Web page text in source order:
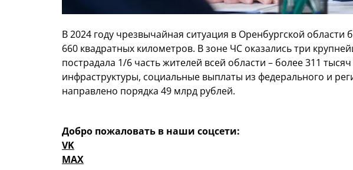
В 2024 году чрезвычайная ситуация в Оренбургской
660 квадратных километров. В зоне ЧС оказались три
пострадала 1/6 часть жителей всей области – более 311
инфраструктуры, социальные выплаты из федерального и
направлено порядка 49 млрд рублей.
Добро пожаловать в наши соцсети:
VK
MAX